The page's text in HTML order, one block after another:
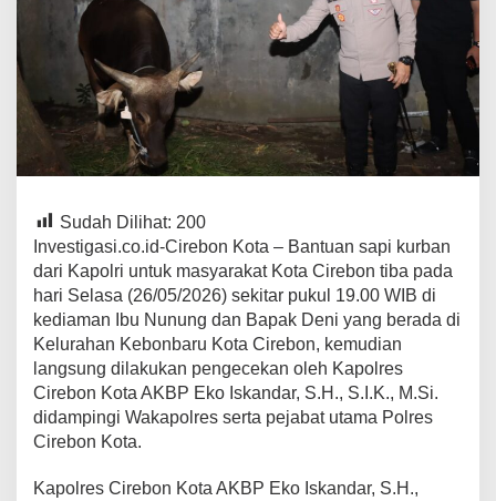
Sudah Dilihat: 200
Investigasi.co.id-Cirebon Kota – Bantuan sapi kurban
dari Kapolri untuk masyarakat Kota Cirebon tiba pada
hari Selasa (26/05/2026) sekitar pukul 19.00 WIB di
kediaman Ibu Nunung dan Bapak Deni yang berada di
Kelurahan Kebonbaru Kota Cirebon, kemudian
langsung dilakukan pengecekan oleh Kapolres
Cirebon Kota AKBP Eko Iskandar, S.H., S.I.K., M.Si.
didampingi Wakapolres serta pejabat utama Polres
Cirebon Kota.
Kapolres Cirebon Kota AKBP Eko Iskandar, S.H.,